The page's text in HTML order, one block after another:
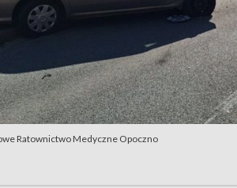
Ratownictwo Medyczne Opoczno